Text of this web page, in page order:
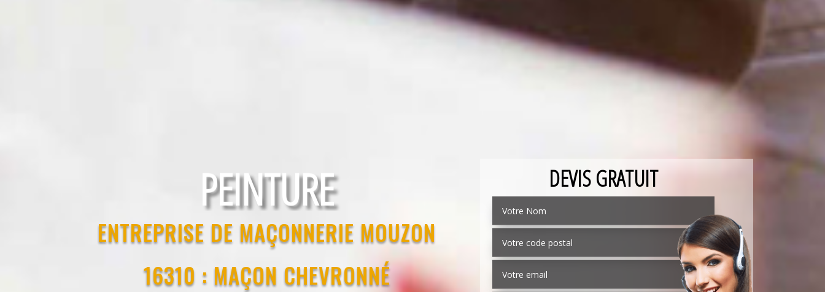
PEINTURE
RAVALEMENT
ENTREPRISE DE MAÇONNERIE MOUZON
16310 : MAÇON CHEVRONNÉ
DEVIS GRATUIT